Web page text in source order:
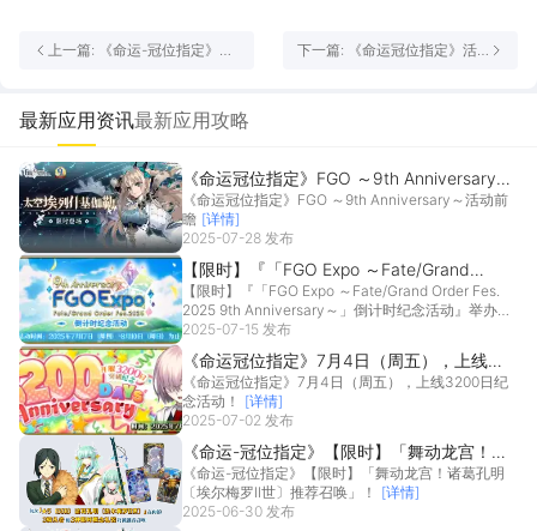
上一篇: 《命运-冠位指定》活
下一篇: 《命运冠位指定》活
最新应用资讯最新应用攻略
《命运冠位指定》FGO ～9th Anniversary～
活动前瞻
《命运冠位指定》FGO ～9th Anniversary～活动前
瞻 [详情]
2025-07-28 发布
【限时】『「FGO Expo ～Fate/Grand
Order Fes. 2025 9th Anniversary～」倒计
时纪念活动』举办！
【限时】『「FGO Expo ～Fate/Grand Order Fes.
2025 9th Anniversary～」倒计时纪念活动』举办！
[详情]
2025-07-15 发布
《命运冠位指定》7月4日（周五），上线
3200日纪念活动！
《命运冠位指定》7月4日（周五），上线3200日纪
念活动！
[详情]
2025-07-02 发布
《命运-冠位指定》【限时】「舞动龙宫！诸
葛孔明〔埃尔梅罗II世〕推荐召唤」！
《命运-冠位指定》【限时】「舞动龙宫！诸葛孔明
〔埃尔梅罗II世〕推荐召唤」！
[详情]
2025-06-30 发布